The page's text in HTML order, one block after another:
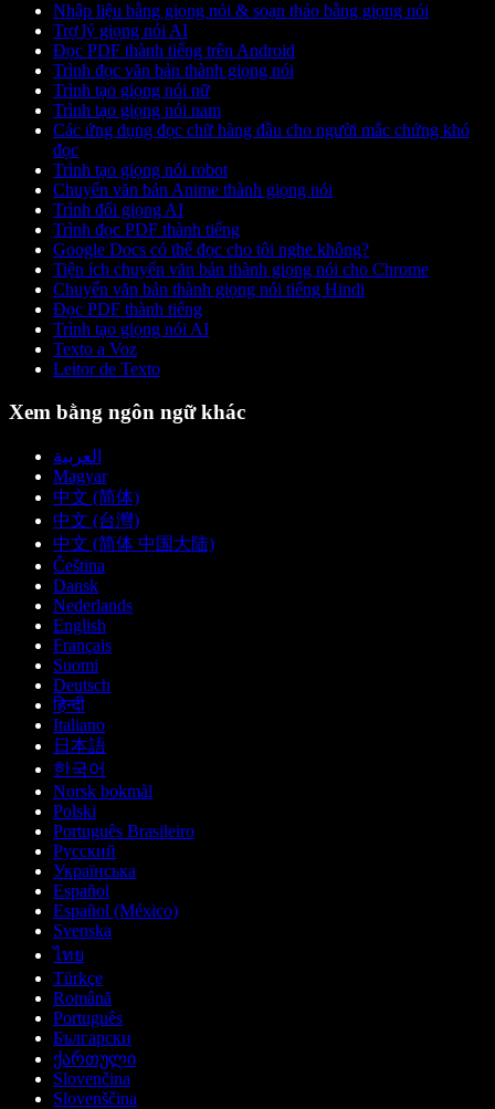
Nhập liệu bằng giọng nói & soạn thảo bằng giọng nói
Trợ lý giọng nói AI
Đọc PDF thành tiếng trên Android
Trình đọc văn bản thành giọng nói
Trình tạo giọng nói nữ
Trình tạo giọng nói nam
Các ứng dụng đọc chữ hàng đầu cho người mắc chứng khó
đọc
Trình tạo giọng nói robot
Chuyển văn bản Anime thành giọng nói
Trình đổi giọng AI
Trình đọc PDF thành tiếng
Google Docs có thể đọc cho tôi nghe không?
Tiện ích chuyển văn bản thành giọng nói cho Chrome
Chuyển văn bản thành giọng nói tiếng Hindi
Đọc PDF thành tiếng
Trình tạo giọng nói AI
Texto a Voz
Leitor de Texto
Xem bằng ngôn ngữ khác
العربية
Magyar
中文 (简体)
中文 (台灣)
中文 (简体 中国大陆)
Čeština
Dansk
Nederlands
English
Français
Suomi
Deutsch
हिन्दी
Italiano
日本語
한국어
Norsk bokmål
Polski
Português Brasileiro
Русский
Українська
Español
Español (México)
Svenska
ไทย
Türkçe
Română
Português
Български
ქართული
Slovenčina
Slovenščina